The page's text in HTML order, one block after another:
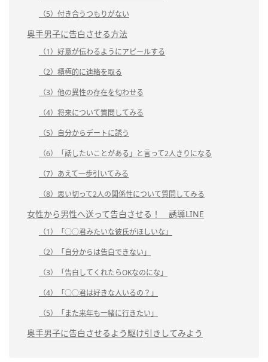
（5）付き合うつもりがない
奥手男子に告白させる方法
（1）好意が伝わるようにアピールする
（2）積極的に連絡を取る
（3）他の異性の存在を匂わせる
（4）将来について質問してみる
（5）自分からデートに誘う
（6）「話したいことがある」と言って2人きりになる
（7）あえて一歩引いてみる
（8）思い切って2人の関係性について質問してみる
女性から男性へ送って告白させる！ 誘導LINE
（1）「○○君みたいな彼氏がほしいな」
（2）「自分からは告白できない」
（3）「告白してくれたらOKなのにな」
（4）「○○君は好きな人いるの？」
（5）「また来年も一緒に行きたい」
奥手男子に告白させるよう駆け引きしてみよう